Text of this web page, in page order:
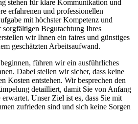
stehen für klare Kommunikation und
erfahrenen und professionellen
mit höchster Kompetenz und
sorgfältigen Begutachtung Ihres
wir Ihnen ein faires und günstiges
geschätzten Arbeitsaufwand.
führen wir ein ausführliches
Dabei stellen wir sicher, dass keine
Kosten entstehen. Wir besprechen den
detailliert, damit Sie von Anfang
Unser Ziel ist es, dass Sie mit
zufrieden sind und sich keine Sorgen